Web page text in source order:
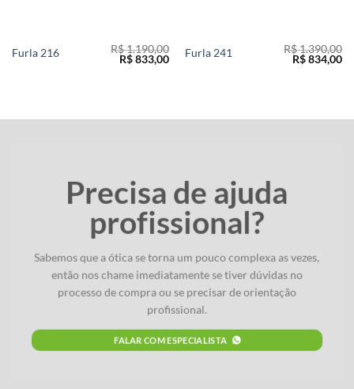
Furla 216 R$1.190,00
O
R$833,00O
Furla 241 R$1.390,00
O
R$834,00O
Precisa de ajuda
profissional?
Sabemos que a ótica se torna um pouco complexa as vezes,
então nos chame imediatamente se tiver dúvidas no
processo de compra ou se precisar de orientação
profissional.
FALAR COM ESPECIALISTA